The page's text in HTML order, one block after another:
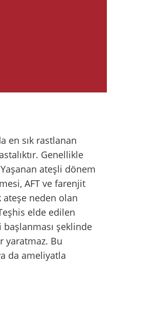
en sık rastlanan
Genellikle
ateşli dönem
AFT ve farenjit
neden olan
elde edilen
şeklinde
yaratmaz. Bu
da ameliyatla